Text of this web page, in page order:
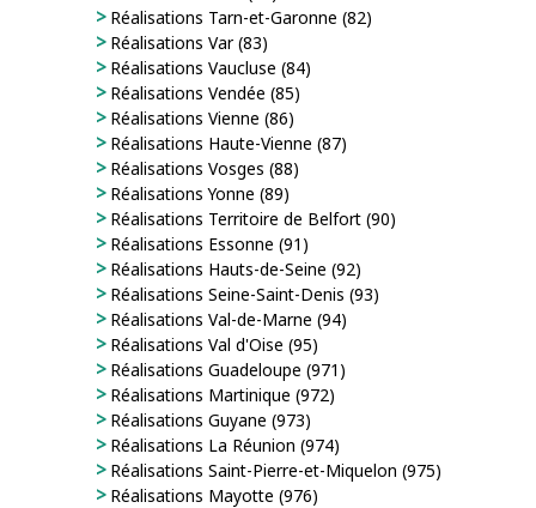
Réalisations Tarn-et-Garonne (82)
Réalisations Var (83)
Réalisations Vaucluse (84)
Réalisations Vendée (85)
Réalisations Vienne (86)
Réalisations Haute-Vienne (87)
Réalisations Vosges (88)
Réalisations Yonne (89)
Réalisations Territoire de Belfort (90)
Réalisations Essonne (91)
Réalisations Hauts-de-Seine (92)
Réalisations Seine-Saint-Denis (93)
Réalisations Val-de-Marne (94)
Réalisations Val d'Oise (95)
Réalisations Guadeloupe (971)
Réalisations Martinique (972)
Réalisations Guyane (973)
Réalisations La Réunion (974)
Réalisations Saint-Pierre-et-Miquelon (975)
Réalisations Mayotte (976)